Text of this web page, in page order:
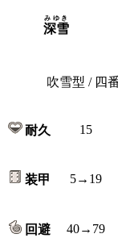
深雪
みゆき
吹雪型 / 四
耐久 15
装甲 5→19
回避 40→79